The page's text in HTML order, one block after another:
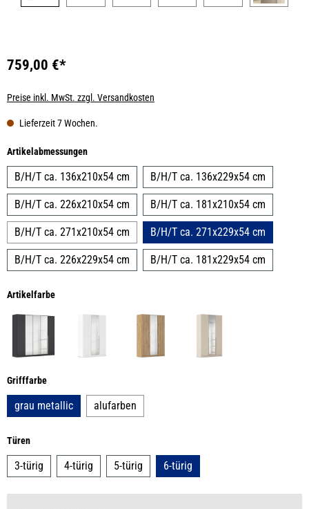
759,00 €*
Preise inkl. MwSt. zzgl. Versandkosten
Lieferzeit 7 Wochen.
Artikelabmessungenauswählen
B/H/T ca. 136x210x54 cm B/H/T ca. 136x229x54 cm
B/H/T ca. 226x210x54 cm B/H/T ca. 181x210x54 cm
B/H/T ca. 271x210x54 cm B/H/T ca. 271x229x54 cm
B/H/T ca. 226x229x54 cm B/H/T ca. 181x229x54 cm
Artikelfarbeauswählen
Grifffarbeauswählen
grau metallic alufarben
Türenauswählen
3-türig 4-türig 5-türig 6-türig